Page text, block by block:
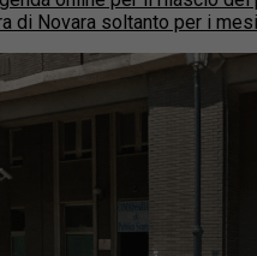
di Novara soltanto per i mesi...